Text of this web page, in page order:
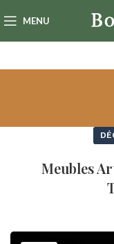
MENU
Meubles